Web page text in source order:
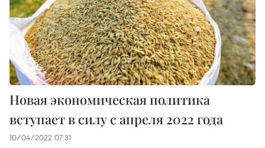
Новая экономическая политика
вступает в силу с апреля 2022 года
10/04/2022 07:31